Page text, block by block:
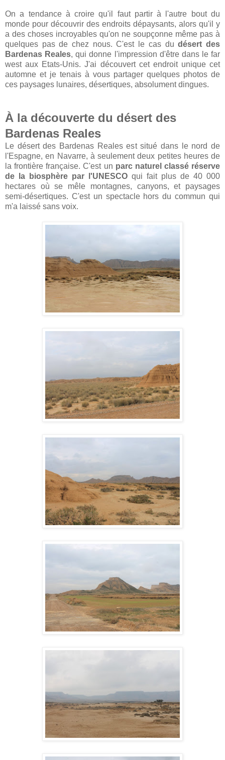
On a tendance à croire qu'il faut partir à l'autre bout du
monde pour découvrir des endroits dépaysants, alors qu'il y
a des choses incroyables qu'on ne soupçonne même pas à
quelques pas de chez nous. C'est le cas du désert des
Bardenas Reales, qui donne l'impression d'être dans le far
west aux Etats-Unis. J'ai découvert cet endroit unique cet
automne et je tenais à vous partager quelques photos de
ces paysages lunaires, désertiques, absolument dingues.
À la découverte du désert des
Bardenas Reales
Le désert des Bardenas Reales est situé dans le nord de
l'Espagne, en Navarre, à seulement deux petites heures de
la frontière française. C'est un parc naturel classé réserve
de la biosphère par l'UNESCO qui fait plus de 40 000
hectares où se mêle montagnes, canyons, et paysages
semi-désertiques. C'est un spectacle hors du commun qui
m'a laissé sans voix.